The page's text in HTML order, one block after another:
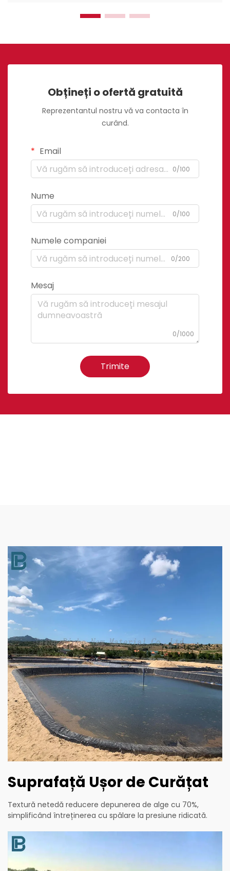
Obțineți o ofertă gratuită
Reprezentantul nostru vă va contacta în
curând.
Email
0/100
Nume
0/100
Numele companiei
0/200
Mesaj
0/1000
Trimite
Suprafață Ușor de Curățat
Textură netedă reducere depunerea de alge cu 70%,
simplificând întreținerea cu spălare la presiune ridicată.